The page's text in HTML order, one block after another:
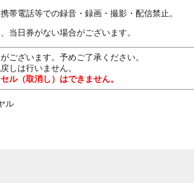
帯電話等での録音・録画・撮影・配信禁止。
当日券がない場合がございます。
ございます。予めご了承ください。
しは行いません。
ル（取消し）はできません。
ル